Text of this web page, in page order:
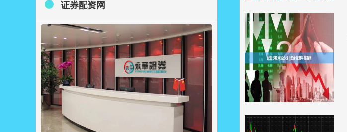
证券配资网